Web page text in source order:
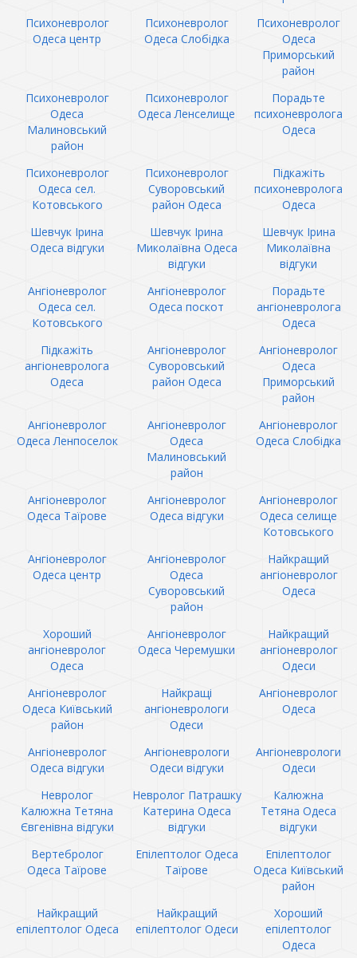
Психоневролог
Одеса центр
Психоневролог
Одеса Слобідка
Психоневролог
Одеса
Приморський
район
Психоневролог
Одеса
Малиновський
район
Психоневролог
Одеса Ленселище
Порадьте
психоневролога
Одеса
Психоневролог
Одеса сел.
Котовського
Психоневролог
Суворовський
район Одеса
Підкажіть
психоневролога
Одеса
Шевчук Ірина
Одеса відгуки
Шевчук Ірина
Миколаївна Одеса
відгуки
Шевчук Ірина
Миколаївна
відгуки
Ангіоневролог
Одеса сел.
Котовського
Ангіоневролог
Одеса поскот
Порадьте
ангіоневролога
Одеса
Підкажіть
ангіоневролога
Одеса
Ангіоневролог
Суворовський
район Одеса
Ангіоневролог
Одеса
Приморський
район
Ангіоневролог
Одеса Ленпоселок
Ангіоневролог
Одеса
Малиновський
район
Ангіоневролог
Одеса Слобідка
Ангіоневролог
Одеса Таїрове
Ангіоневролог
Одеса відгуки
Ангіоневролог
Одеса селище
Котовського
Ангіоневролог
Одеса центр
Ангіоневролог
Одеса
Суворовський
район
Найкращий
ангіоневролог
Одеса
Хороший
ангіоневролог
Одеса
Ангіоневролог
Одеса Черемушки
Найкращий
ангіоневролог
Одеси
Ангіоневролог
Одеса Київський
район
Найкращі
ангіоневрологи
Одеси
Ангіоневролог
Одеса
Ангіоневролог
Одеса відгуки
Ангіоневрологи
Одеси відгуки
Ангіоневрологи
Одеси
Невролог
Калюжна Тетяна
Євгенівна відгуки
Невролог Патрашку
Катерина Одеса
відгуки
Калюжна
Тетяна Одеса
відгуки
Вертебролог
Одеса Таїрове
Епілептолог Одеса
Таїрове
Епілептолог
Одеса Київський
район
Найкращий
епілептолог Одеса
Найкращий
епілептолог Одеси
Хороший
епілептолог
Одеса